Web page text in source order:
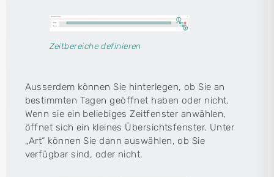
Zeitbereiche definieren
Ausserdem können Sie hinterlegen, ob Sie an
bestimmten Tagen geöffnet haben oder nicht.
Wenn sie ein beliebiges Zeitfenster anwählen,
öffnet sich ein kleines Übersichtsfenster. Unter
„Art“ können Sie dann auswählen, ob Sie
verfügbar sind, oder nicht.